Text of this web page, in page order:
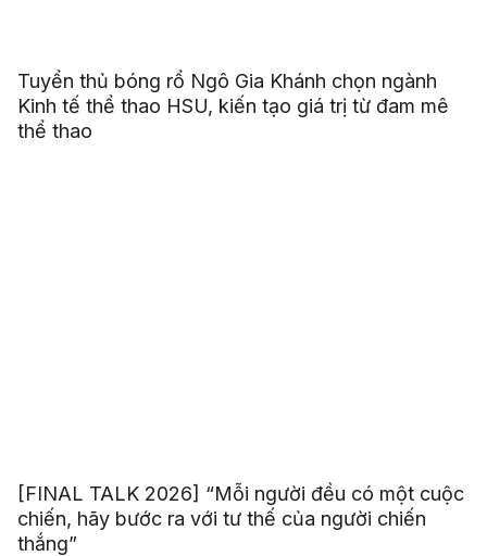
Tuyển thủ bóng rổ Ngô Gia Khánh chọn ngành
Kinh tế thể thao HSU, kiến tạo giá trị từ đam mê
thể thao
[FINAL TALK 2026] “Mỗi người đều có một cuộc
chiến, hãy bước ra với tư thế của người chiến
thắng”